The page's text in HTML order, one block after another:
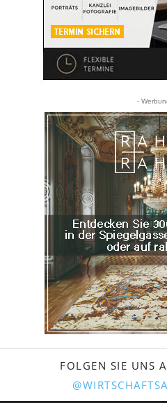
-
FOLGEN SIE UNS